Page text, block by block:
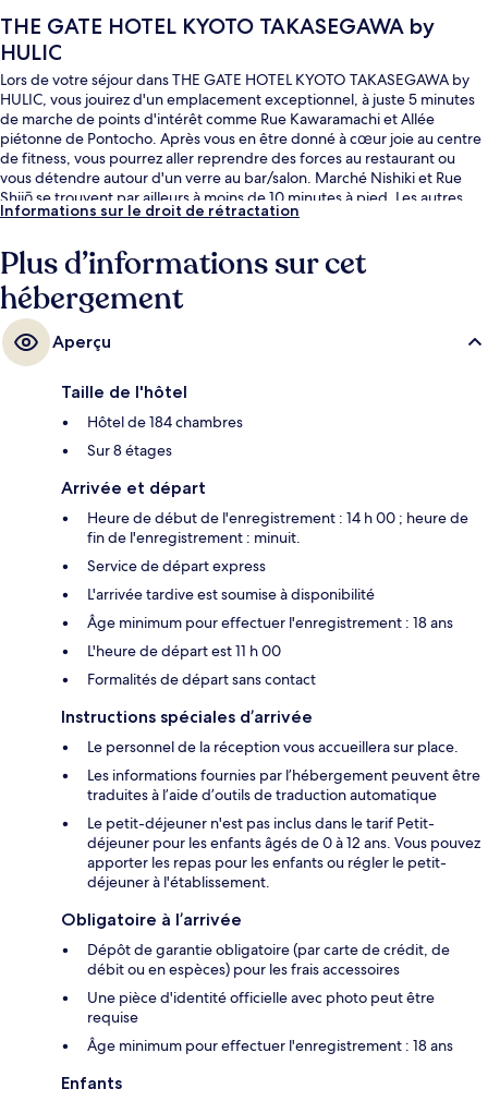
THE GATE HOTEL KYOTO TAKASEGAWA by
HULIC
Lors de votre séjour dans THE GATE HOTEL KYOTO TAKASEGAWA by
HULIC, vous jouirez d'un emplacement exceptionnel, à juste 5 minutes
de marche de points d'intérêt comme Rue Kawaramachi et Allée
piétonne de Pontocho. Après vous en être donné à cœur joie au centre
de fitness, vous pourrez aller reprendre des forces au restaurant ou
vous détendre autour d'un verre au bar/salon. Marché Nishiki et Rue
Shijō se trouvent par ailleurs à moins de 10 minutes à pied. Les autres
voyageurs adorent le personnel attentionné et l'emplacement.
publics : Station de métro Sanjō Keihan se trouve à 7 min et Gare de
Shiyakusho-mae, à 9 min.
Informations sur le droit de rétractation
Plus d’informations sur cet
hébergement
Aperçu
Taille de l'hôtel
Hôtel de 184 chambres
Sur 8 étages
Arrivée et départ
Heure de début de l'enregistrement : 14 h 00 ; heure de
fin de l'enregistrement : minuit.
Service de départ express
L'arrivée tardive est soumise à disponibilité
Âge minimum pour effectuer l'enregistrement : 18 ans
L'heure de départ est 11 h 00
Formalités de départ sans contact
Instructions spéciales d’arrivée
Le personnel de la réception vous accueillera sur place.
Les informations fournies par l’hébergement peuvent être
traduites à l’aide d’outils de traduction automatique
Le petit-déjeuner n'est pas inclus dans le tarif Petit-
déjeuner pour les enfants âgés de 0 à 12 ans. Vous pouvez
apporter les repas pour les enfants ou régler le petit-
déjeuner à l'établissement.
Obligatoire à l’arrivée
Dépôt de garantie obligatoire (par carte de crédit, de
débit ou en espèces) pour les frais accessoires
Une pièce d'identité officielle avec photo peut être
requise
Âge minimum pour effectuer l'enregistrement : 18 ans
Enfants